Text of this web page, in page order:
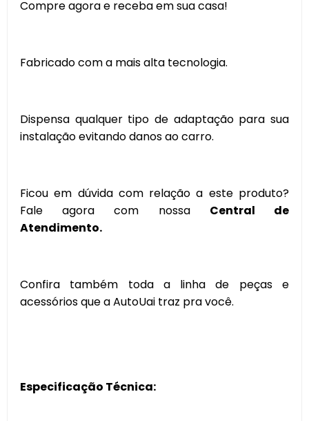
Compre agora e receba em sua casa!
Fabricado com a mais alta tecnologia.
Dispensa qualquer tipo de adaptação para sua
instalação evitando danos ao carro.
Ficou em dúvida com relação a este produto?
Fale agora com nossa Central de
Atendimento.
Confira também toda a linha de peças e
acessórios que a AutoUai traz pra você.
Especificação Técnica: